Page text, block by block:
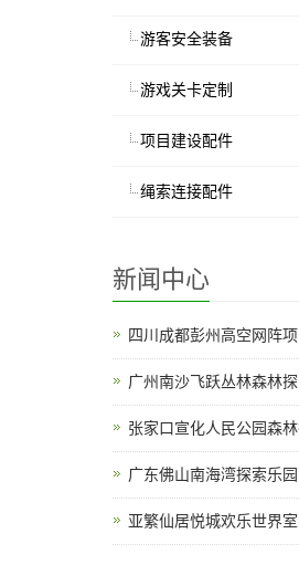
游客安全装备
游戏关卡定制
项目建设配件
绳索连接配件
新闻中心
四川成都彭州高空网阵项
广州南沙飞跃丛林森林
张家口宣化人民公园森
广东佛山南海湾探索乐
亚繁仙居悦城欢乐世界